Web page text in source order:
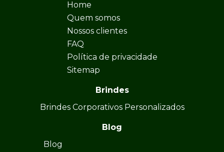
Home
Quem somos
Nossos clientes
FAQ
Política de privacidade
Sitemap
Brindes
Brindes Corporativos Personalizados
Blog
Blog